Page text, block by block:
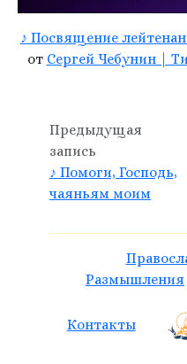
♪ Посвящение
от Сергей Чебунин |
Предыдущая
запись
♪ Помоги, Господь,
чаяньям моим
Размышления
Контакты